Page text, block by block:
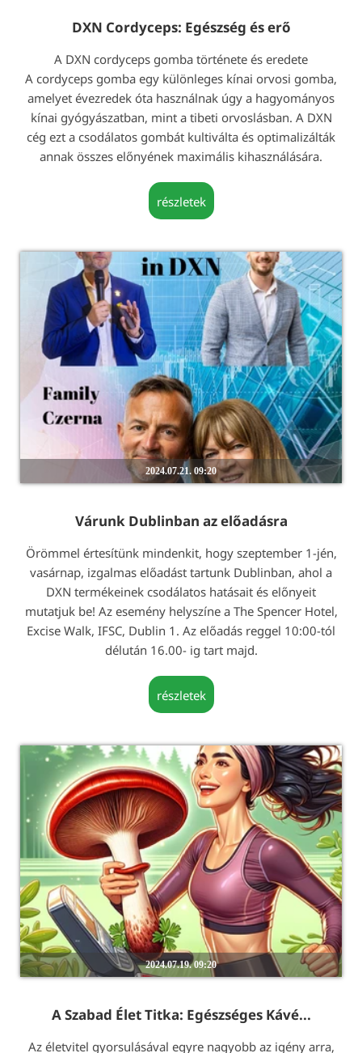
DXN Cordyceps: Egészség és erő
A DXN cordyceps gomba története és eredete
A cordyceps gomba egy különleges kínai orvosi gomba,
amelyet évezredek óta használnak úgy a hagyományos
kínai gyógyászatban, mint a tibeti orvoslásban. A DXN
cég ezt a csodálatos gombát kultiválta és optimalizálták
annak összes előnyének maximális kihasználására.
részletek
2024.07.21. 09:20
Várunk Dublinban az előadásra
Örömmel értesítünk mindenkit, hogy szeptember 1-jén,
vasárnap, izgalmas előadást tartunk Dublinban, ahol a
DXN termékeinek csodálatos hatásait és előnyeit
mutatjuk be! Az esemény helyszíne a The Spencer Hotel,
Excise Walk, IFSC, Dublin 1. Az előadás reggel 10:00-tól
délután 16.00- ig tart majd.
részletek
2024.07.19. 09:20
A Szabad Élet Titka: Egészséges Kávé...
Az életvitel gyorsulásával egyre nagyobb az igény arra,